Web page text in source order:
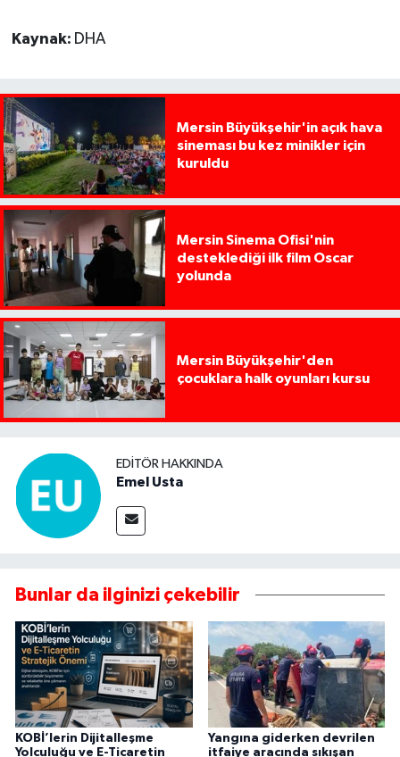
Kaynak: DHA
Mersin Büyükşehir'in açık hava
sineması bu kez minikler için
kuruldu
Mersin Sinema Ofisi'nin
desteklediği ilk film Oscar
yolunda
Mersin Büyükşehir'den
çocuklara halk oyunları kursu
EDITÖR HAKKINDA
Emel Usta
Bunlar da ilginizi çekebilir
KOBİ’lerin Dijitalleşme
Yolculuğu ve E-Ticaretin
Yangına giderken devrilen
itfaiye aracında sıkışan